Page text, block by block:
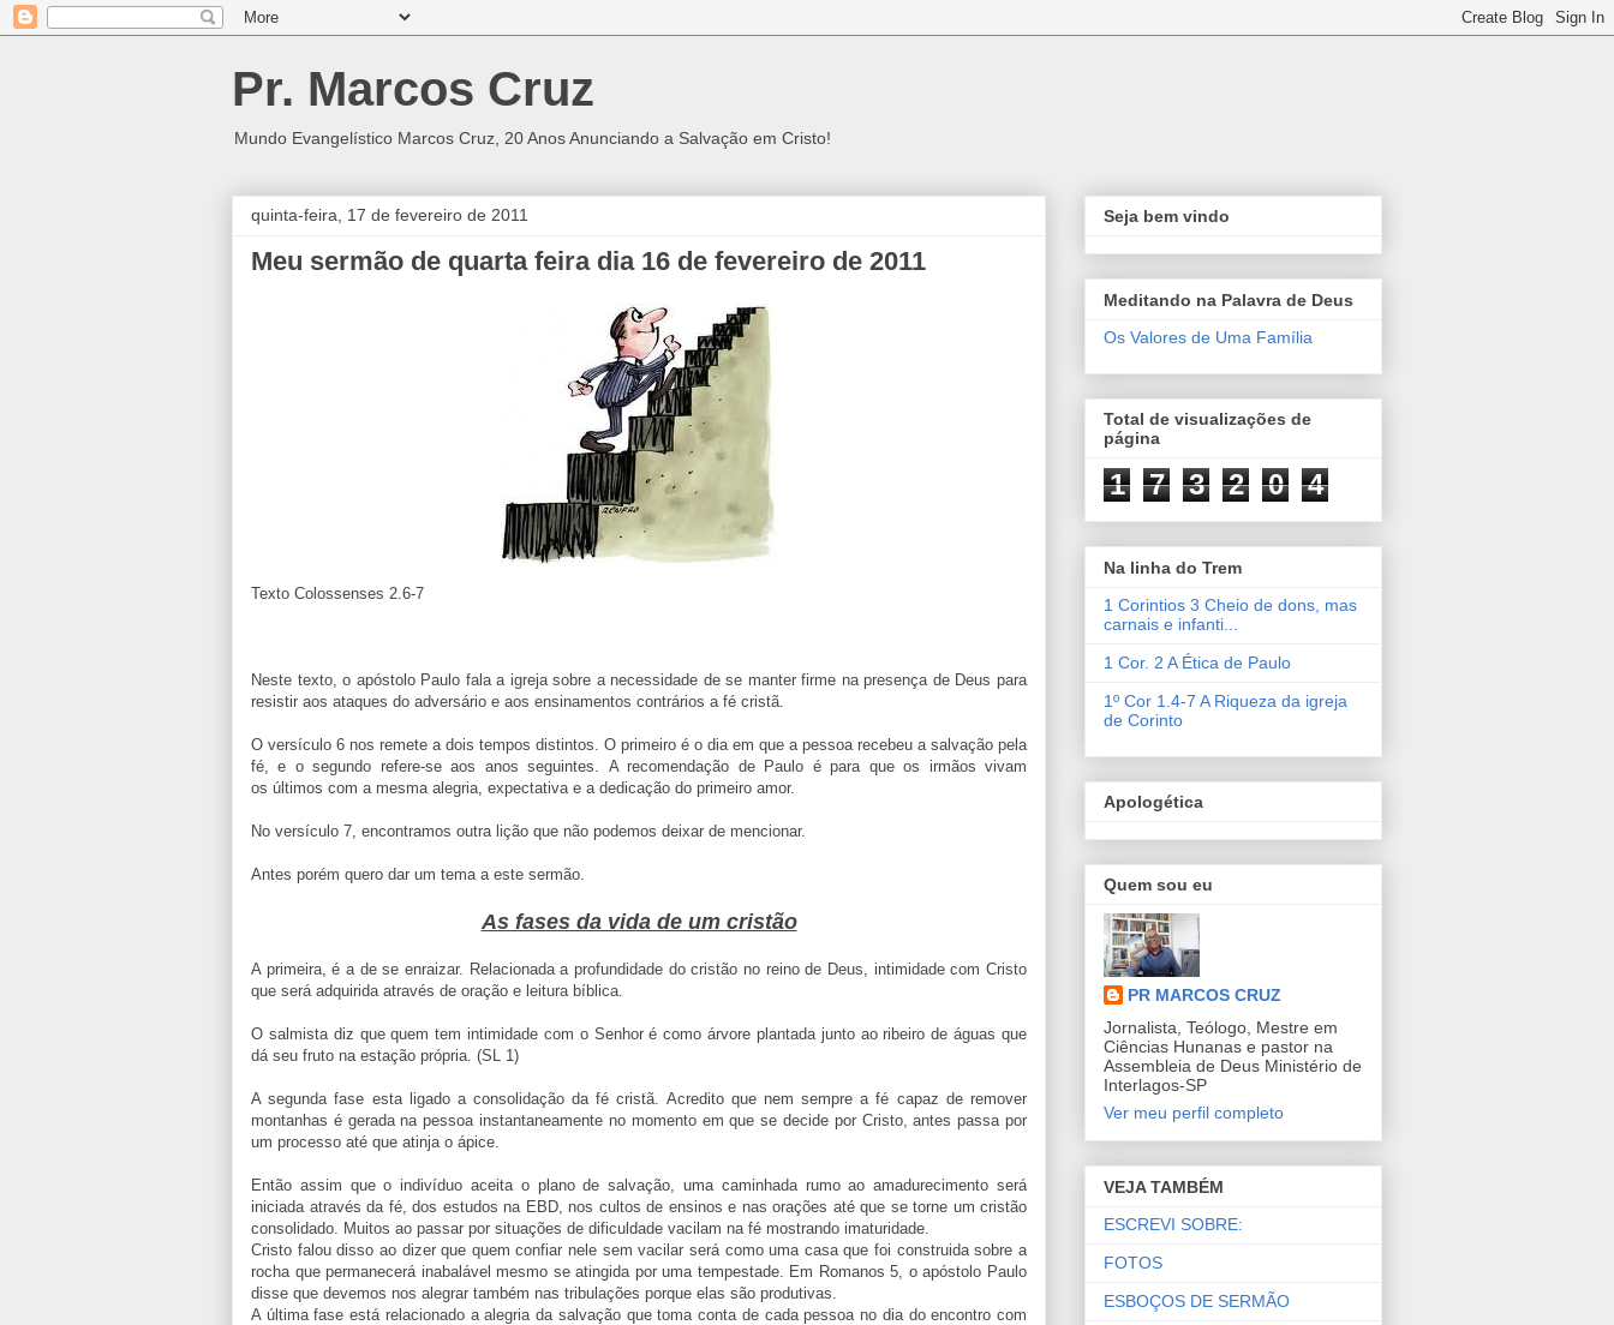
Pr. Marcos Cruz
Mundo Evangelístico Marcos Cruz, 20 Anos Anunciando a Salvação em Cristo!
quinta-feira, 17 de fevereiro de 2011
Meu sermão de quarta feira dia 16 de fevereiro de 2011
Texto Colossenses 2.6-7
Neste texto, o apóstolo Paulo fala a igreja sobre a necessidade de se manter firme na presença de Deus para
resistir aos ataques do adversário e aos ensinamentos contrários a fé cristã.
O versículo 6 nos remete a dois tempos distintos. O primeiro é o dia em que a pessoa recebeu a salvação pela
fé, e o segundo refere-se aos anos seguintes. A recomendação de Paulo é para que os irmãos vivam
os últimos com a mesma alegria, expectativa e a dedicação do primeiro amor.
No versículo 7, encontramos outra lição que não podemos deixar de mencionar.
Antes porém quero dar um tema a este sermão.
As fases da vida de um cristão
A primeira, é a de se enraizar. Relacionada a profundidade do cristão no reino de Deus, intimidade com Cristo
que será adquirida através de oração e leitura bíblica.
O salmista diz que quem tem intimidade com o Senhor é como árvore plantada junto ao ribeiro de águas que
dá seu fruto na estação própria. (SL 1)
A segunda fase esta ligado a consolidação da fé cristã. Acredito que nem sempre a fé capaz de remover
montanhas é gerada na pessoa instantaneamente no momento em que se decide por Cristo, antes passa por
um processo até que atinja o ápice.
Então assim que o indivíduo aceita o plano de salvação, uma caminhada rumo ao amadurecimento será
iniciada através da fé, dos estudos na EBD, nos cultos de ensinos e nas orações até que se torne um cristão
consolidado. Muitos ao passar por situações de dificuldade vacilam na fé mostrando imaturidade.
Cristo falou disso ao dizer que quem confiar nele sem vacilar será como uma casa que foi construida sobre a
rocha que permanecerá inabalável mesmo se atingida por uma tempestade. Em Romanos 5, o apóstolo Paulo
disse que devemos nos alegrar também nas tribulações porque elas são produtivas.
A última fase está relacionado a alegria da salvação que toma conta de cada pessoa no dia do encontro com
Seja bem vindo
Meditando na Palavra de Deus
Os Valores de Uma Família
Total de visualizações de
página
1 7 3 2 0 4
Na linha do Trem
1 Corintios 3 Cheio de dons, mas
carnais e infanti...
1 Cor. 2 A Ética de Paulo
1º Cor 1.4-7 A Riqueza da igreja
de Corinto
Apologética
Quem sou eu
PR MARCOS CRUZ
Jornalista, Teólogo, Mestre em
Ciências Hunanas e pastor na
Assembleia de Deus Ministério de
Interlagos-SP
Ver meu perfil completo
VEJA TAMBÉM
ESCREVI SOBRE:
FOTOS
ESBOÇOS DE SERMÃO